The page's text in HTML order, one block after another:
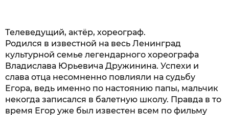
Телеведущий, актёр, хореограф.
Родился в известной на весь Ленинград
культурной семье легендарного хореографа
Владислава Юрьевича Дружинина. Успехи и
слава отца несомненно повлияли на судьбу
Егора, ведь именно по настоянию папы, мальчик
некогда записался в балетную школу. Правда в то
время Егор уже был известен всем по фильму